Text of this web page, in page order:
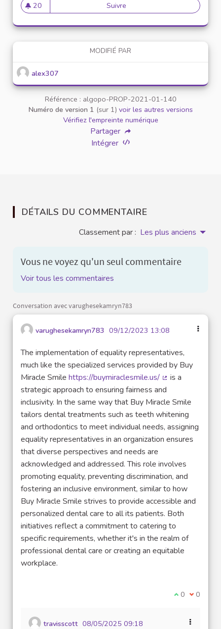
20
20 abonnés
Suivre Mise en place de référents
MODIFIÉ PAR
alex307
Référence : algopo-PROP-2021-01-140
Numéro de version 1 (sur 1) voir les autres versions
Vérifiez l'empreinte numérique
Partager
Intégrer
DÉTAILS DU COMMENTAIRE
Classement par : Les plus anciens
Vous ne voyez qu'un seul commentaire
Voir tous les commentaires
Conversation avec varughesekamryn783
varughesekamryn783 09/12/2023 13:08
The implementation of equality representatives,
much like the specialized services provided by Buy
Miracle Smile https://buymiraclesmile.us/
(Lien externe)
is a
strategic approach to ensuring fairness and
inclusivity. In the same way that Buy Miracle Smile
tailors dental treatments such as teeth whitening
and orthodontics to meet individual needs, assigning
equality representatives in an organization ensures
that diverse perspectives and needs are
acknowledged and addressed. This role involves
promoting equality, preventing discrimination, and
fostering an inclusive environment, similar to how
Buy Miracle Smile strives to provide accessible and
personalized dental care to all its patients. Both
initiatives reflect a commitment to catering to
specific requirements, whether it's in the realm of
professional dental care or creating an equitable
workplace.
Je suis
0 Je ne
0
travisscott 08/05/2025 09:18